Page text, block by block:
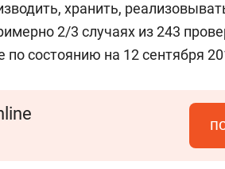
хранить,
2/3 случаях из 243
состоянию на 12 сентября